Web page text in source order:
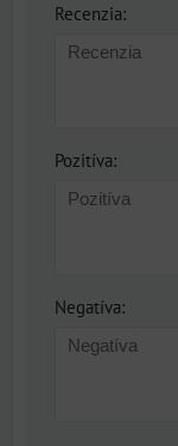
Recenzia:
Pozitíva:
Negatíva: